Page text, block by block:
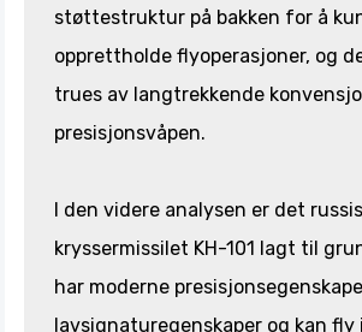
støttestruktur på bakken for å
opprettholde flyoperasjoner, og
trues av langtrekkende
presisjonsvåpen.
I den videre analysen er det
kryssermissilet KH-101 lagt til
har moderne
lavsignaturegenskaper og kan fly